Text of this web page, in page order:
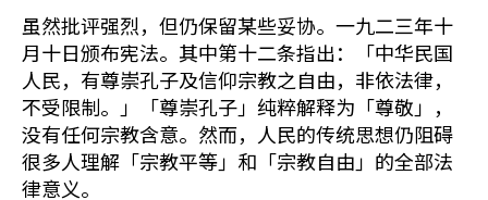
虽然批评强烈，但仍保留某些妥协。一九二三年十
月十日颁布宪法。其中第十二条指出：「中华民国
人民，有尊崇孔子及信仰宗教之自由，非依法律，
不受限制。」「尊崇孔子」纯粹解释为「尊敬」，
没有任何宗教含意。然而，人民的传统思想仍阻碍
很多人理解「宗教平等」和「宗教自由」的全部法
律意义。